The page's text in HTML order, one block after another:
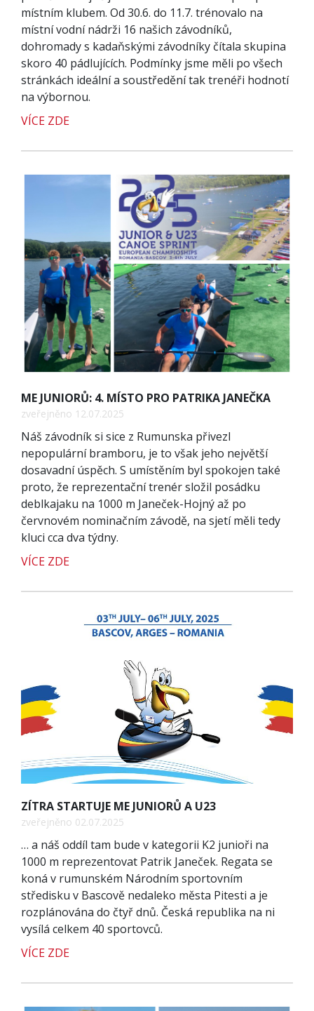
místním klubem. Od 30.6. do 11.7. trénovalo na
místní vodní nádrži 16 našich závodníků,
dohromady s kadaňskými závodníky čítala skupina
skoro 40 pádlujících. Podmínky jsme měli po všech
stránkách ideální a soustředění tak trenéři hodnotí
na výbornou.
VÍCE ZDE
ME JUNIORŮ: 4. MÍSTO PRO PATRIKA JANEČKA
zveřejněno 12.07.2025
Náš závodník si sice z Rumunska přivezl
nepopulární bramboru, je to však jeho největší
dosavadní úspěch. S umístěním byl spokojen také
proto, že reprezentační trenér složil posádku
deblkajaku na 1000 m Janeček-Hojný až po
červnovém nominačním závodě, na sjetí měli tedy
kluci cca dva týdny.
VÍCE ZDE
ZÍTRA STARTUJE ME JUNIORŮ A U23
zveřejněno 02.07.2025
… a náš oddíl tam bude v kategorii K2 junioři na
1000 m reprezentovat Patrik Janeček. Regata se
koná v rumunském Národním sportovním
středisku v Bascově nedaleko města Pitesti a je
rozplánována do čtyř dnů. Česká republika na ni
vysílá celkem 40 sportovců.
VÍCE ZDE